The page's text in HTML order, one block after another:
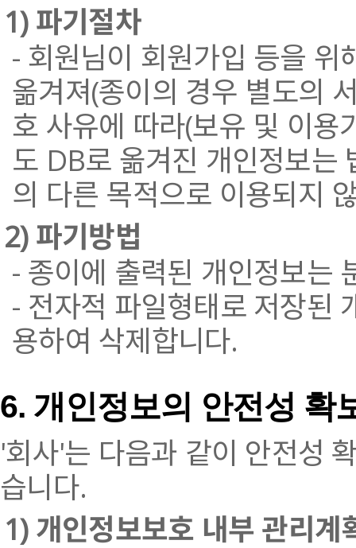
1) 파기절차
- 회원님이 회원가입 등을
옮겨져(종이의 경우 별도의
호 사유에 따라(보유 및 이용
도 DB로 옮겨진 개인정보는
의 다른 목적으로 이용되지
2) 파기방법
- 종이에 출력된 개인정보는
- 전자적 파일형태로 저장된
용하여 삭제합니다.
6. 개인정보의 안전성 확
'회사'는 다음과 같이 안전성
습니다.
1) 개인정보보호 내부 관리계